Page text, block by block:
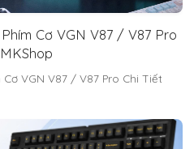
Cơ VGN V87 / V87 Pro
VGN V87 / V87 Pro Chi Tiết